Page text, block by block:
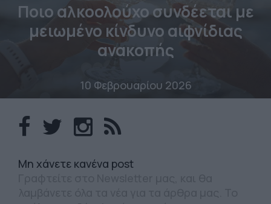
Ποιο αλκοολούχο συνδέεται με
μειωμένο κίνδυνο αιφνίδιας
ανακοπής
10 Φεβρουαρίου 2026
Mη χάνετε κανένα post